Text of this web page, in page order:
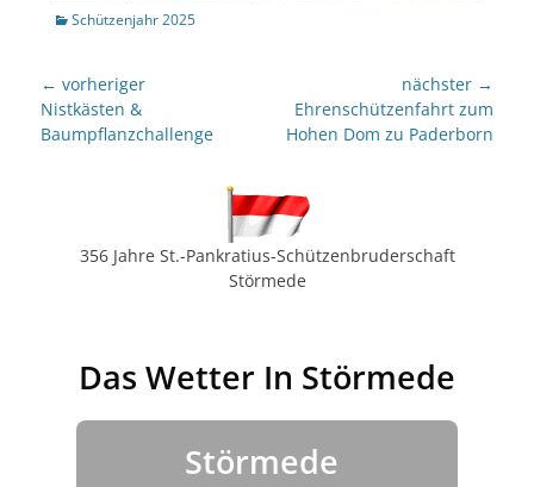
Kategorien
Schützenjahr 2025
Beitragsnavigation
← vorheriger
Vorheriger
Beitrag:
Nistkästen &
Baumpflanzchallenge
nächster →
nächster
Beitrag:
Ehrenschützenfahrt zum
Hohen Dom zu Paderborn
356 Jahre St.-Pankratius-Schützenbruderschaft
Störmede
Das Wetter In Störmede
Störmede